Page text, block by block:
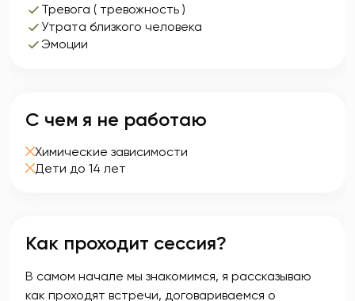
Тревога ( тревожность )
Утрата близкого человека
Эмоции
С чем я не работаю
Химические зависимости
Дети до 14 лет
Как проходит сессия?
В самом начале мы знакомимся, я рассказываю
как проходят встречи, договариваемся о